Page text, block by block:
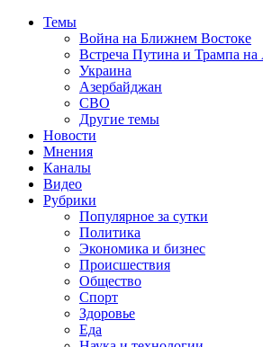
Темы
Война на Ближнем Востоке
Встреча Путина и Трампа на
Украина
Азербайджан
СВО
Другие темы
Новости
Мнения
Каналы
Видео
Рубрики
Популярное за сутки
Политика
Экономика и бизнес
Происшествия
Общество
Спорт
Здоровье
Еда